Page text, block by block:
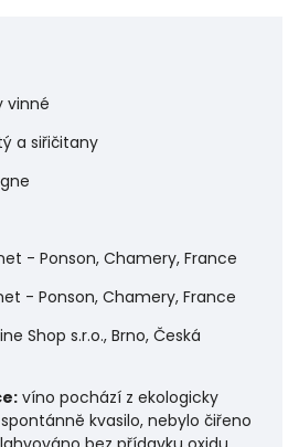
vinné
a siřičitany
- Ponson, Chamery, France
- Ponson, Chamery, France
Shop s.r.o., Brno, Česká
víno pochází z ekologicky
kvasilo, nebylo čiřeno